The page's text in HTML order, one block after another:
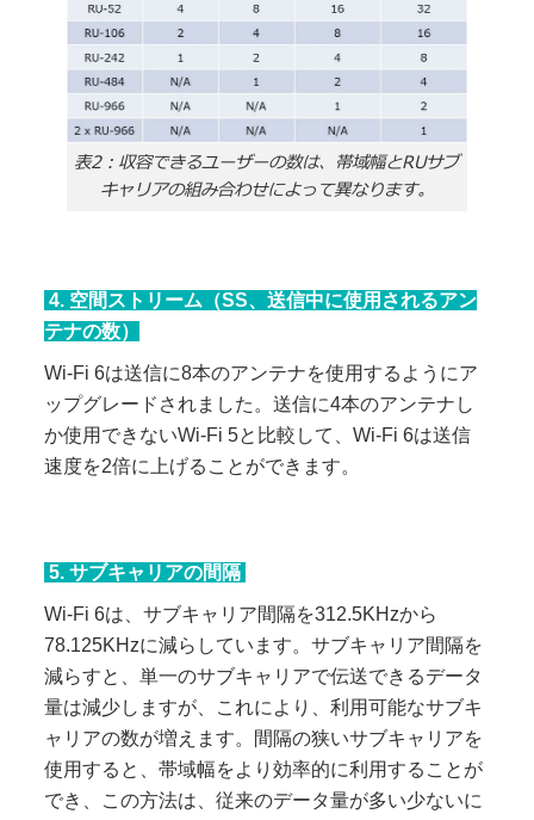
表2：収容できるユーザーの数は、帯域幅とRUサブ
キャリアの組み合わせによって異なります。
4. 空間ストリーム（SS、送信中に使用されるアン
テナの数）
Wi-Fi 6は送信に8本のアンテナを使用するようにア
ップグレードされました。送信に4本のアンテナし
か使用できないWi-Fi 5と比較して、Wi-Fi 6は送信
速度を2倍に上げることができます。
5. サブキャリアの間隔
Wi-Fi 6は、サブキャリア間隔を312.5KHzから
78.125KHzに減らしています。サブキャリア間隔を
減らすと、単一のサブキャリアで伝送できるデータ
量は減少しますが、これにより、利用可能なサブキ
ャリアの数が増えます。間隔の狭いサブキャリアを
使用すると、帯域幅をより効率的に利用することが
でき、この方法は、従来のデータ量が多い少ないに